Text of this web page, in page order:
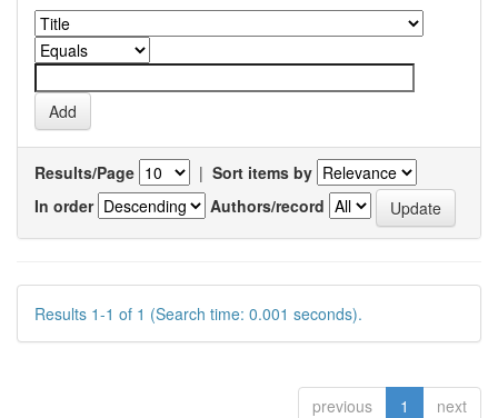
Results/Page | Sort items by
In order
Authors/record
Results 1-1 of 1 (Search time: 0.001 seconds).
previous 1 next